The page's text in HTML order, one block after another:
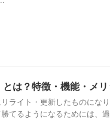
は？特徴・機能・メ
ライト・更新したものにな
てるようになるためには、